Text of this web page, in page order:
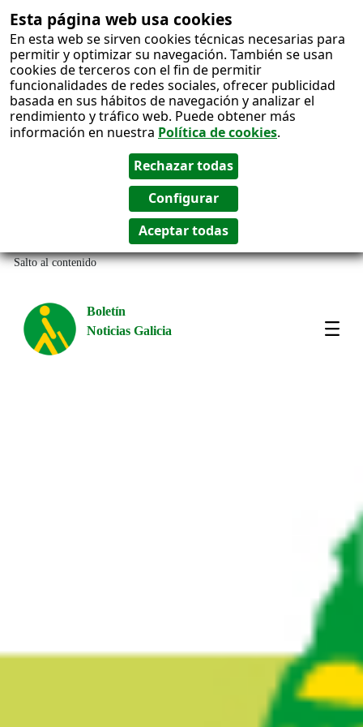
Esta página web usa cookies
En esta web se sirven cookies técnicas necesarias para
permitir y optimizar su navegación. También se usan
cookies de terceros con el fin de permitir
funcionalidades de redes sociales, ofrecer publicidad
basada en sus hábitos de navegación y analizar el
rendimiento y tráfico web. Puede obtener más
información en nuestra Política de cookies.
Salto al contenido
Boletín
Noticias Galicia